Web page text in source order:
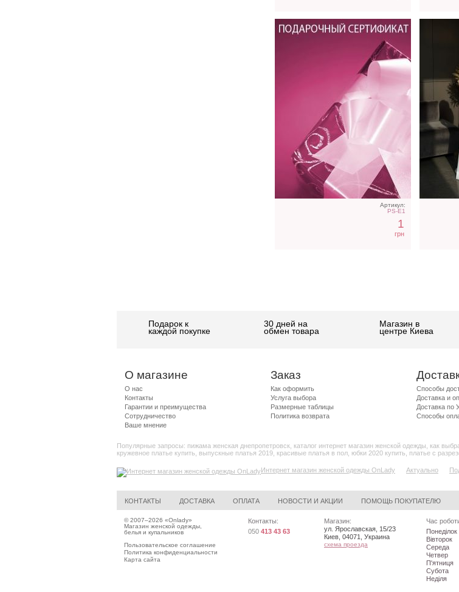
Артикул:
PS-E1
1
грн
Подарок к
каждой покупке
30 дней на
обмен товара
Магазин в
центре Киева
О магазине
О нас
Контакты
Гарантии и преимущества
Сотрудничество
Ваше мнение
Заказ
Как оформить
Услуга выбора
Размерные таблицы
Политика возврата
Способы
Доставка и
Доставка по
Способы
Популярные запросы: пижама женская днепропетровск каталог интернет магазин женской одежды как
кружевное платье купить
выпускные платья 2019 красивые платья в пол юбки 2020 купить платье с
Интернет магазин женской одежды OnLady Актуально
КОНТАКТЫ ДОСТАВКА ОПЛАТА НОВОСТИ И АКЦИИ ПОМОЩЬ ПОКУПАТЕЛЮ
© 2007–2026 «Onlady»
Магазин женской одежды,
белья и купальников
Пользовательское соглашение
Политика конфиденциальности
Карта сайта
Контакты:
050 413 43 63
Магазин:
ул. Ярославская, 15/23
Киев 04071 Украина
схема проезда
Час
Понеділок
Вівторок
Середа
Четвер
П'ятниця
Субота
Неділя